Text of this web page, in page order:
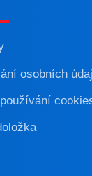
osobních